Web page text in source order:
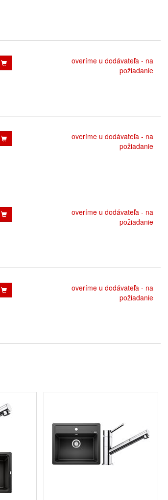
overíme u dodávateľa - na
požiadanie
overíme u dodávateľa - na
požiadanie
overíme u dodávateľa - na
požiadanie
overíme u dodávateľa - na
požiadanie